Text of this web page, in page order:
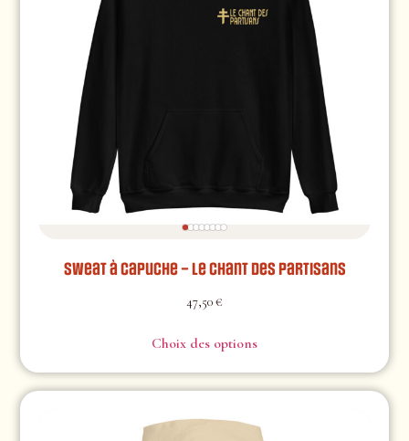
Sweat à capuche – Le chant des Partisans
47,50€
Choix des options